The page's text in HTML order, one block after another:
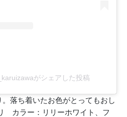
がシェアした投稿
落ち着いたお色がとってもおし
カラー：リリーホワイト、フ